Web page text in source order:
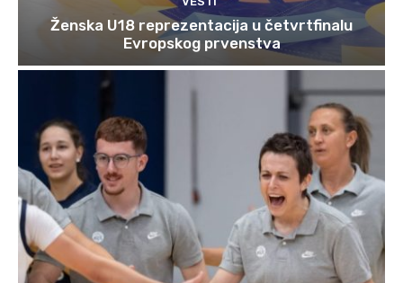
Ženska U18 reprezentacija u četvrtfinalu
Evropskog prvenstva